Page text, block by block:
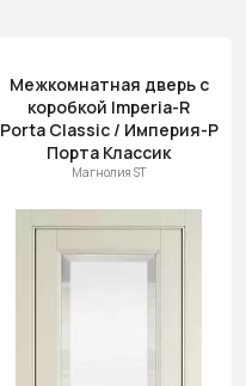
(возр.)
Цена (убыв.)
Cначала
Cначала
скидки
Межкомнатная дверь с
коробкой Imperia-R
Porta Classic / Империя-Р
Порта Классик
Магнолия ST